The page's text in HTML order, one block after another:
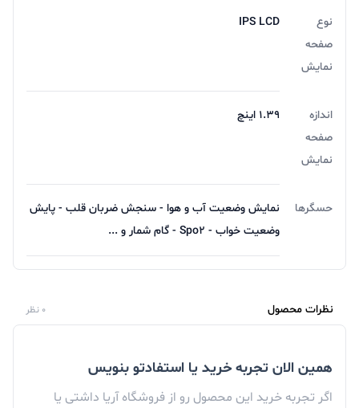
نوع
صفحه
نمایش
IPS LCD
اندازه
صفحه
نمایش
1.39 اینچ
حسگرها
نمایش وضعیت آب و هوا - سنجش ضربان قلب - پایش
وضعیت خواب - Spo2 - گام شمار و ...
نظرات محصول 0 نظر
همین الان تجربه خرید یا استفادتو بنویس
اگر تجربه خرید این محصول رو از فروشگاه آریا داشتی یا